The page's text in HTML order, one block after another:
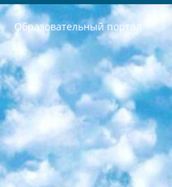
Образовательный портал
РЕСПУБЛИКА УЗБЕКИСТАН МИНИСТРЕРСТВО ДОШКОЛЬНОГО И ШКОЛЬНОГО ОБРАЗОВАНИЯ КОМАНДА в общеобразовательных учреждениях в 2023-2024 учебном году организация и проведение итоговой государственной аттестации обучающихся о Министра дошкольного и школьного образования Республики Узбекистан от 4 марта 2008 года (постановлением Минюста от 20 марта 2008 года № 1778 государственной регистрации) «Итоговое состояние учащихся общего среднего образования на основании положения об утверждении положения об аттестации общего среднего образования выпускной экзамен студентов в образовательных учреждениях в 2023-2024 учебном году В целях организации и прохождения аттестации приказываю: 1. Следующее: перечень предметов, по которым будет проводиться итоговая государственная аттестация и экзамен формы перевода согласно приложению 1; сертификаты международного образца, оценивающие уровень владения иностранными языками перечень согласно приложению 2; 2. Педагогический при специализированных образовательных учреждениях. научно-практический центр квалификации и международной оценки (Д.Давидова) 2024 г. До 25 марта: задания по предметам, по которым будет проводиться итоговая аттестация разработка и утверждение технических условий; итоговая аттестация на основании разработанного предметного задания разработка вопросов по предметам (устно и письменно), экзамен передача; общеобразовательные средние школы и специальные учебные заведения учащиеся выпускных классов школ и интернатов в агентской системе подготовка базы данных экзаменационных материалов и критериев оценки; перевод базы экзаменационных материалов на все языки обучения подать в Республиканский образовательный центр для изготовления; варианты экзаменов на основе разработанных контрольных материалов пусть будут поставлены задачи формирования. 3. Республиканский образовательный центр (Ш.Худайкулов) до 5 апреля 2024 года. до: база данных предоставленных экзаменационных материалов на все языки обучения перевод и экспертиза; для слепых, слабовидящих, глухих, слабослышащих и умственно отсталых детей учащиеся выпускных классов специализированных школ и школ-интернатов база данных экзаменационных материалов на всех преподаваемых языках подготовка критериев оценки; специализированные школы для умственно отсталых детей и технологии для учащихся выпускных классов школ-интернатов разработка соответствующих рекомендаций и критериев проведения ЕГЭ по естествознанию давать задания. 4. Педагогический при специализированных образовательных учреждениях. Научно-практический центр навыков и международной оценки (Д.Давидова), Республика образовательный центр (Худайкулов Ш.) итоговый государственный аттестационный экзамен ориентирован на творческое и логическое мышление при подготовке базы материалов учитывать введение заданий. 5. Следует отметить, что: сертификат государственного образца о знании общеобразовательного предмета и как минимум национальный уровень B1 по предметам на иностранных языках, указанным в Приложении 2. или международно признанный сертификат эквивалентного уровня студенты, изучающие определенный предмет, освобождаются от экзамена; по соответствующим предметам запланирована итоговая государственная аттестация за день до дня, путем жеребьевки Рабочей группой (в письменной форме по предметам, проводимым в форме) из числа сформированных вариантов выбрано 2 варианта; 2 выбранных варианта экзамена анонсированы на официальном сайте министерства и все выпускники по всей стране на основе этих вариантов проводит итоговую государственную аттестацию. 6. Государственное образование учащихся средних общеобразовательных учреждений. знания в соответствии с квалификационными требованиями, которые необходимо приобрести на основании стандартов итоговый (выпускной) контроль для 9 и 11 классов в целях тестирования Экзамены (далее – экзамены) состоят из предметов, перечисленных в приложении 1. будет сделано. 7. Экзамены пройдут с 26 мая по 15 июня 2024 г. (кроме науки физического воспитания). 8. Физическая для учащихся 9 классов общесредних образовательных учреждений. Экзамены по предмету «Образование, квалификация медицина» 1-6 мая 2024 года. сотрудники перевести под присмотр (с отклонениями в физическом или умственном развитии) специализированная школа для детей, школы-интернаты и со сколиозом школы-интернаты санаторного типа для больных детей исключены). 9. Он был слепым, слабовидящим и имел нарушения опорно-двигательного аппарата. экзамены в специализированных школах и интернатах для детей должны проводиться исходя из требований, предъявляемых к общеобразовательным учреждениям (физкультура кроме науки). 10. Специализированная школа для глухих и слабослышащих детей. и экзамены в интернатах и быть реализован в виде письменного теста по математике. 11. Специальность для умственно отсталых детей. Для 9 класса Родной язык и литературное письмо Государственный язык (язык обучения – узбекский). для неклассов) написано Математическое письмо Письменная/устная история Узбекистана Физическое воспитание практично Итоговый контроль Для 11 класса Написание родного языка и литературы (эссе) Математическое письмо Узбекский язык (обучение на узбекском языке) не посещающее общее среднее образование для учреждений)/Образовательное учреждение выбор письменный и устный Иностранный язык письменный/устный Письменная/устная история Узбекистана *По выбору студента:  Химия  Физика  Основы государственного права  География 10 бесплатных образовательных ресурсов - Мы составили подборку онлайн-проектов с интерактивными упражнениями, видеолекциями и статьями. Они помогут вам обрести новые и освежить старые знания бесплатно. 1. «ИНТУИТ» Старейшая образовательная площадка Рунета. Здесь вы найдёте сотни текстовых и видеокурсов на десятки различных тем — от программирования до психологии. Многие курсы подготовлены российскими университетами и крупными международными компаниями вроде Intel и Microsoft. Самостоятельное обучение бесплатное, но желающие могут оплатить услуги персональных наставников. 2. «Смартия» знакомит с актуальными профессиями и подсказывает, как им обучаться. Выбрав заинтересовавшую вас специальность — SMM-специалист, фотограф, веб-дизайнер или другую, — увидите список необходимых для неё умений. Чтобы вы могли освоить их самостоятельно, для каждого умения площадка отображает подборку ссылок на учебные материалы. Хотя «Смартия» ориентируется на русскоязычную аудиторию, часть контента всё же доступна только на английском. 3. «Лекторий Физтеха» Проект Московского физико-технического института